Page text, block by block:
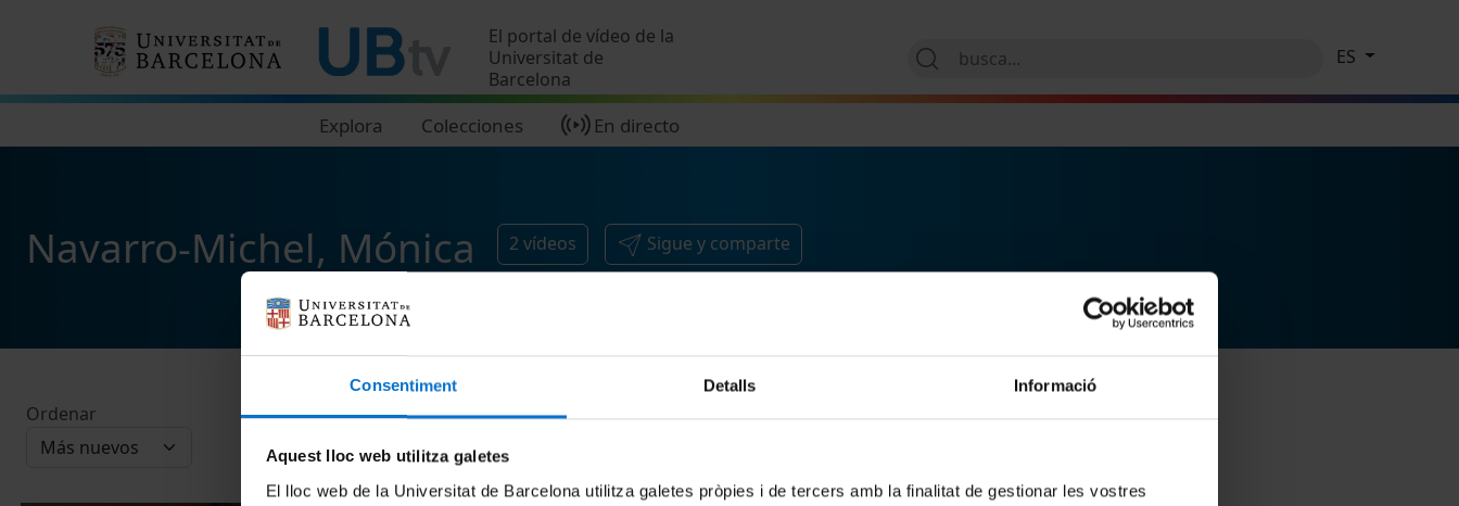
Consentiment Detalls Informació
Aquest lloc web utilitza galetes
El lloc web de la Universitat de Barcelona utilitza galetes pròpies i de tercers amb la finalitat de gestionar les vostres
El portal de vídeo de la
Universitat de
Barcelona
Explora Colecciones En directo
ES
Navarro-Michel, Mónica 2 vídeos Sigue y comparte
Ordenar